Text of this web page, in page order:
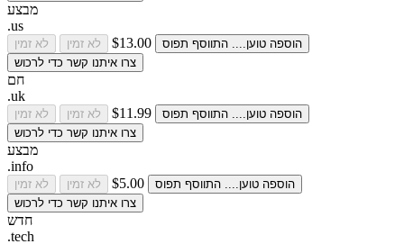
מבצע
.us
לא זמין לא זמין $13.00 הוספה טוען.... התווסף תפוס
צרו איתנו קשר כדי לרכוש
חם
.uk
לא זמין לא זמין $11.99 הוספה טוען.... התווסף תפוס
צרו איתנו קשר כדי לרכוש
מבצע
.info
לא זמין לא זמין $5.00 הוספה טוען.... התווסף תפוס
צרו איתנו קשר כדי לרכוש
חדש
.tech